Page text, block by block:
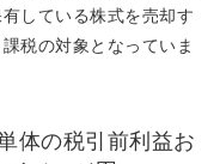
している株式を売却す
税の対象となっていま
体の税引前利益お